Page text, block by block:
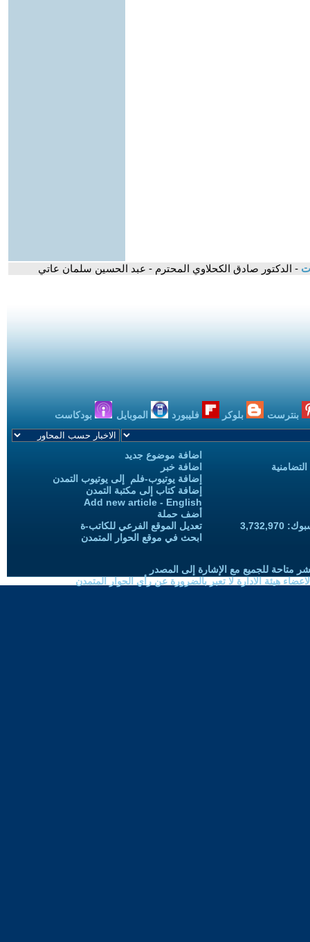
- الدكتور صادق الكحلاوي المحترم - عبد الحسين سلمان عاتي
بنترست بلوكر فليبورد الموبايل بودكاست
اضافة موضوع جديد
اضافة خبر
إضافة يوتيوب-فلم إلى يوتيوب التمدن
إضافة كتاب إلى مكتبة التمدن
Add new article - English
أضف حملة
تعديل الموقع الفرعي للكاتب-ة
ابحث في موقع الحوار المتمدن
متاحة للجميع مع الإشارة إلى المصدر
هيئة الادارة لا تعبر بالضرورة عن رأي الحوار المتمدن